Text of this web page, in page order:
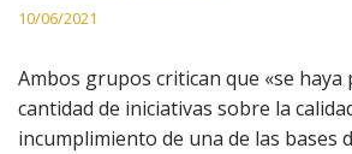
10/06/2021
Ambos grupos critican que «se haya
cantidad de iniciativas sobre la
incumplimiento de una de las bases